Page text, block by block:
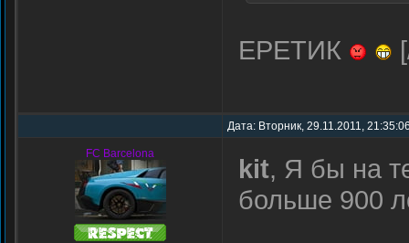
ЕРЕТИК
Дата: Вторник, 29.11.2011,
FC Barcelona kit, Я бы на
больше 900